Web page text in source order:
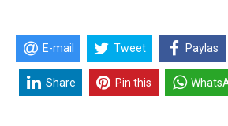
E-mail Tweet Paylas
Share Pin this